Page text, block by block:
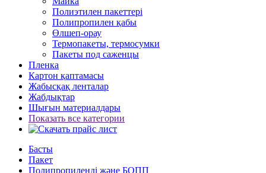
Полиэтилен пакеттері
Полипропилен қабы
Өлшеп-орау
Термопакеты, термосумки
Пакеты под саженцы
Пленка
Картон қаптамасы
Жабысқақ ленталар
Жабдықтар
Шығын материалдары
Показать все категории
Басты
Пакет
Полипропиленді және БОПП